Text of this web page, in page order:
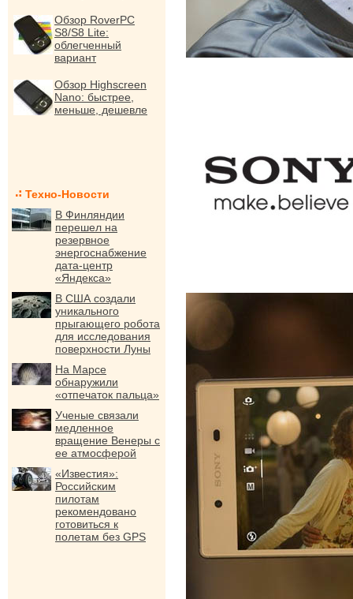
Обзор RoverPC
S8/S8 Lite:
облегченный
вариант
Обзор Highscreen
Nano: быстрее,
меньше, дешевле
Техно-Новости
В Финляндии
перешел на
резервное
энергоснабжение
дата-центр
«Яндекса»
В США создали
уникального
прыгающего робота
для исследования
поверхности Луны
На Марсе
обнаружили
«отпечаток пальца»
Ученые связали
медленное
вращение Венеры с
ее атмосферой
«Известия»:
Российским
пилотам
рекомендовано
готовиться к
полетам без GPS